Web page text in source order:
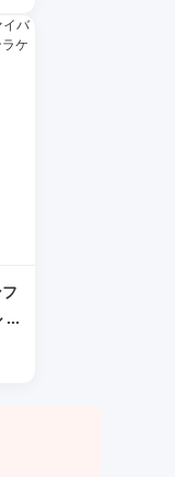
バ